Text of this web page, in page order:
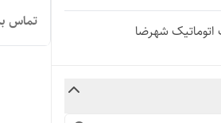
شهرضا
تماس